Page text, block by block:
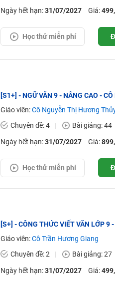
Ngày hết hạn:31/07/2027 Giá:
Học thử miễn phí
[S1+] - NGỮ VĂN 9 - NÂNG CAO -
Giáo viên:Cô Nguyễn Thị Hương
Chuyên đề: 4
Bài giảng: 44
Ngày hết hạn:31/07/2027 Giá:
Học thử miễn phí
[S+] - CÔNG THỨC VIẾT VĂN LỚP 9
Giáo viên:Cô Trần Hương Giang
Chuyên đề: 2
Bài giảng: 27
Ngày hết hạn:31/07/2027 Giá: